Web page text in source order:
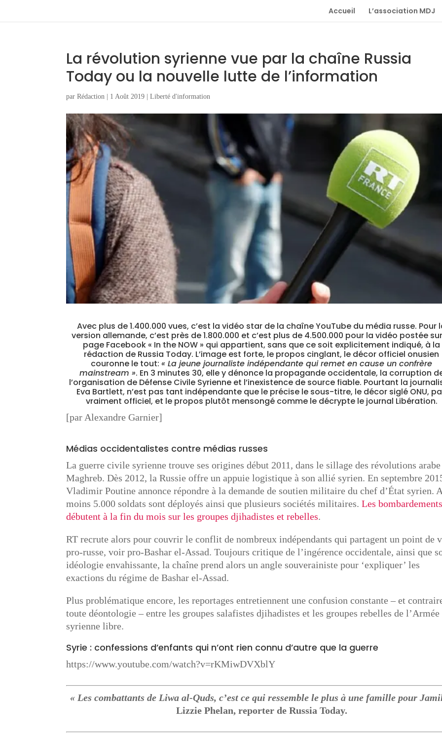
Accueil L’association MDJ
La révolution syrienne vue par la chaîne Russia
Today ou la nouvelle lutte de l’information
parRédaction 1 Août 2019 |Liberté d'information
Avec plus de 1.400.000 vues, c’est la vidéo star de la chaîne YouTube du média russe. Pour
version allemande, c’est près de 1.800.000 et c’est plus de 4.500.000 pour la vidéo postée
page Facebook « In the NOW » qui appartient, sans que ce soit explicitement indiqué, à la
rédaction de Russia Today. L’image est forte, le propos cinglant, le décor officiel onusien
couronne le tout:« La jeune journaliste indépendante qui remet en cause un confrère
mainstream ». En 3 minutes 30, elle y dénonce la propagande occidentale, la corruption
l’organisation de Défense Civile Syrienne et l’inexistence de source fiable. Pourtant la
Eva Bartlett, n’est pas tant indépendante que le précise le sous-titre, le décor siglé ONU,
vraiment officiel, et le propos plutôt mensongé comme le décrypte le journal Libération.
[par Alexandre Garnier]
Médias occidentalistes contre médias russes
La guerre civile syrienne trouve ses origines début 2011, dans le sillage des révolutions arabe
Maghreb. Dès 2012, la Russie offre un appuie logistique à son allié syrien. En septembre
Vladimir Poutine annonce répondre à la demande de soutien militaire du chef d’État syrien.
moins 5.000 soldats sont déployés ainsi que plusieurs sociétés militaires.Les bombardements
débutent à la fin du mois sur les groupes djihadistes et rebelles.
RT recrute alors pour couvrir le conflit de nombreux indépendants qui partagent un point de
pro-russe, voir pro-Bashar el-Assad. Toujours critique de l’ingérence occidentale, ainsi que
idéologie envahissante, la chaîne prend alors un angle souverainiste pour ‘expliquer’ les
exactions du régime de Bashar el-Assad.
Plus problématique encore, les reportages entretiennent une confusion constante – et
toute déontologie – entre les groupes salafistes djihadistes et les groupes rebelles de l’Armée
syrienne libre.
Syrie : confessions d’enfants qui n’ont rien connu d’autre que la guerre
https://www.youtube.com/watch?v=rKMiwDVXblY
« Les combattants de Liwa al-Quds, c’est ce qui ressemble le plus à une famille pour
Lizzie Phelan, reporter de Russia Today.